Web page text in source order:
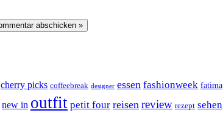
cherry picks coffeebreak designer essen fashionweek fatima
new in outfit petit four reisen review rezept sehen